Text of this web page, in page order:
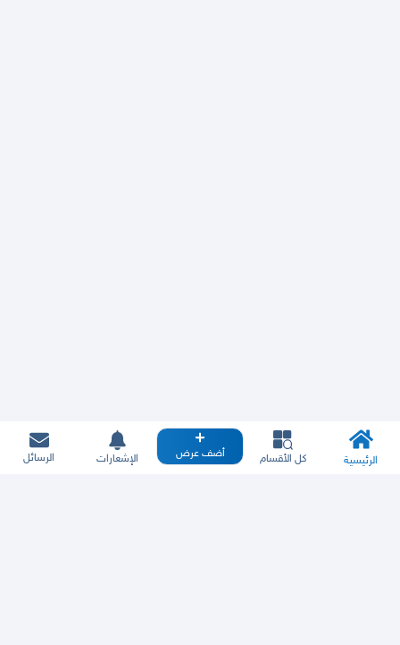
الرئيسية كل الأقسام أضف عرض الإشعارات الرسائل